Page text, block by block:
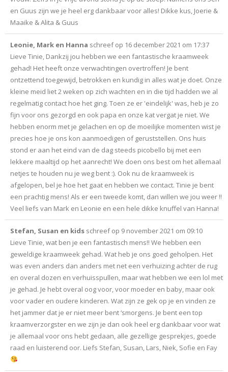
en Guus zijn we je heel erg dankbaar voor alles! Dikke kus, Joerie &
Maaike & Alita & Guus
Leonie, Mark en Hanna schreef op 16 december 2021 om 17:37
Lieve Tinie, Dankzij jou hebben we een fantastische kraamweek
gehad! Het heeft onze verwachtingen overtroffen! Je bent
ontzettend toegewijd, betrokken en kundig in alles wat je doet. Onze
kleine meid liet 2 weken op zich wachten en in die tijd hadden we al
regelmatig contact hoe het ging. Toen ze er 'eindelijk' was, heb je zo
fijn voor ons gezorgd en ook papa en onze kat vergat je niet. We
hebben enorm met je gelachen en op de moeilijke momenten wist je
precies hoe je ons kon aanmoedigen of geruststellen. Ons huis
stond er aan het eind van de dag steeds picobello bij met een
lekkere maaltijd op het aanrecht! We doen ons best om het allemaal
netjes te houden nu je weg bent :). Ook nu de kraamweek is
afgelopen, bel je hoe het gaat en hebben we contact. Tinie je bent
een prachtig mens! Als er een tweede komt, dan willen we jou weer !!
Veel liefs van Mark en Leonie en een hele dikke knuffel van Hanna!
Stefan, Susan en kids schreef op 9 november 2021 om 09:10
Lieve Tinie, wat ben je een fantastisch mens!! We hebben een
geweldige kraamweek gehad. Wat heb je ons goed geholpen. Het
was even anders dan anders met net een verhuizing achter de rug
en overal dozen en verhuisspullen, maar wat hebben we een lol met
je gehad. Je hebt overal oog voor, voor moeder en baby, maar ook
voor vader en oudere kinderen. Wat zijn ze gek op je en vinden ze
het jammer dat je er niet meer bent ‘smorgens. Je bent een top
kraamverzorgster en we zijn je dan ook heel erg dankbaar voor wat
je allemaal voor ons hebt gedaan, alle gezellige gesprekjes, goede
raad en luisterend oor. Liefs Stefan, Susan, Lars, Niek, Sofie en Fay